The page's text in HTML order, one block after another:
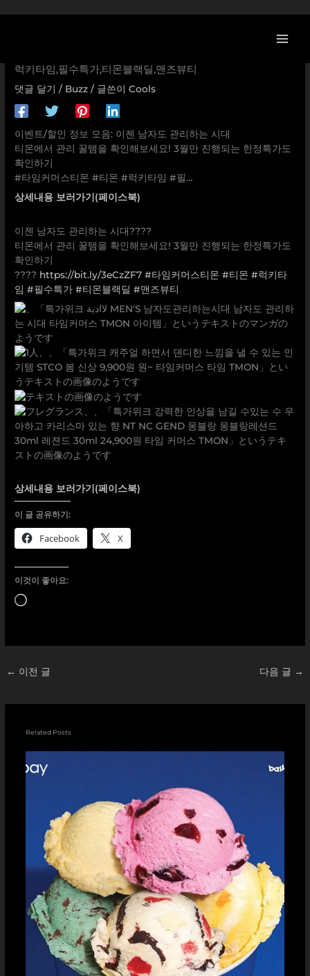
로
[티몬 이벤트] 이젠 남자도 관리하는 시대 티몬에서 관리 꿀템
을 확인해보세요! 3월만 진행되는 한정특가도 확인하기 #타
럭키타임,필수특가,티몬블랙딜,맨즈뷰티
댓글 달기 / Buzz / 글쓴이Cools
이벤트/할인 정보 모음: 이젠 남자도 관리하는 시대
티몬에서 관리 꿀템을 확인해보세요! 3월만 진행되는 한정특가도
확인하기
#타임커머스티몬 #티몬 #럭키타임 #필…
상세내용 보러가기(페이스북)
이젠 남자도 관리하는 시대????
티몬에서 관리 꿀템을 확인해보세요! 3월만 진행되는 한정특가도
확인하기
???? https://bit.ly/3eCzZF7 #타임커머스티몬 #티몬 #럭키타
임 #필수특가 #티몬블랙딜 #맨즈뷰티
상세내용 보러가기(페이스북)
이 글 공유하기:
Facebook X
이것이 좋아요:
로
← 이전 글 다음 글 →
Related Posts